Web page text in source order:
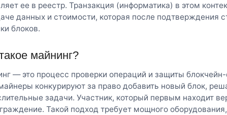
ее в реестр. Транзакция (информатика) в этом
данных и стоимости, которая после подтверждения
блоков.
майнинг?
— это процесс проверки операций и защиты
конкурируют за право добавить новый блок,
задачи. Участник, который первым находит
Такой подход требует мощного